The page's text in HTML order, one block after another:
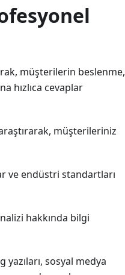
müşterilerin beslenme,
hızlıca cevaplar
müşterileriniz
ve endüstri standartları
hakkında bilgi
sosyal medya